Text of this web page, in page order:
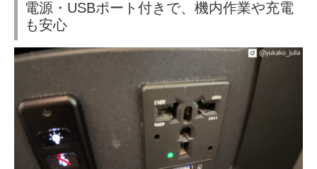
電源・USBポート付きで、機内作業や充電
も安心